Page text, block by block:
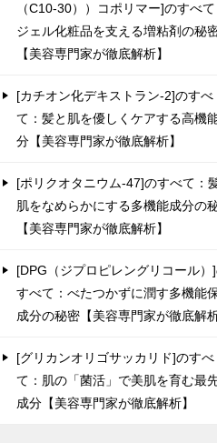
（C10-30））コポリマー]のすべて
ジェル化粧品を支える増粘剤の秘
【美容専門家が徹底解析】
[カチオン化デキストラン-2]のすべ
て：髪と肌を優しくケアする高機
分【美容専門家が徹底解析】
[ポリクオタニウム-47]のすべて：
肌をなめらかにする多機能成分の
【美容専門家が徹底解析】
[DPG（ジプロピレングリコール）
すべて：べたつかずに潤す多機能
成分の秘密【美容専門家が徹底解析
[グリカンオリゴサッカリド]のすべ
て：肌の「菌活」で美肌を育む最
成分【美容専門家が徹底解析】